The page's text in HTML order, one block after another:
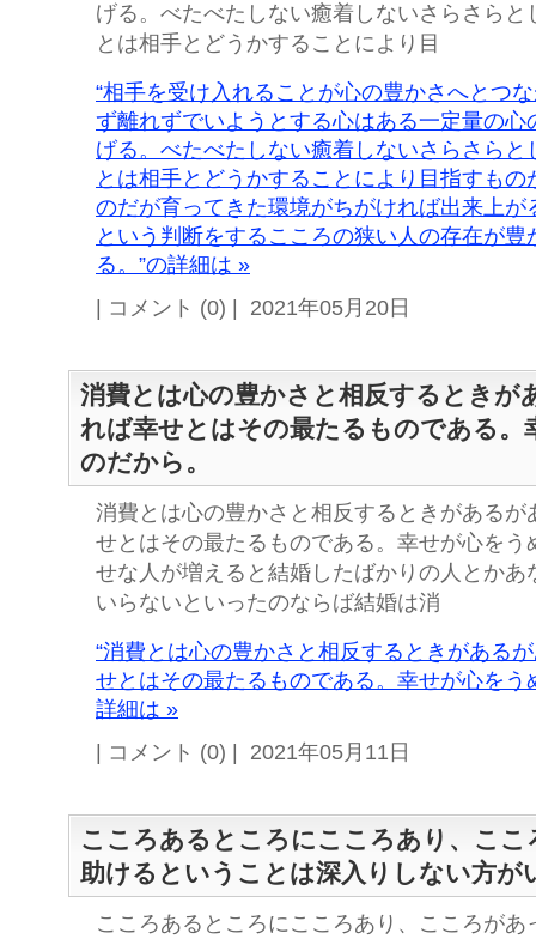
げる。べたべたしない癒着しないさらさらと
とは相手とどうかすることにより目
“相手を受け入れることが心の豊かさへとつ
ず離れずでいようとする心はある一定量の心
げる。べたべたしない癒着しないさらさらと
とは相手とどうかすることにより目指すもの
のだが育ってきた環境がちがければ出来上が
という判断をするこころの狭い人の存在が豊
る。”の詳細は »
| コメント (0) | 2021年05月20日
消費とは心の豊かさと相反するときが
れば幸せとはその最たるものである。
のだから。
消費とは心の豊かさと相反するときがあるが
せとはその最たるものである。幸せが心をう
せな人が増えると結婚したばかりの人とかあ
いらないといったのならば結婚は消
“消費とは心の豊かさと相反するときがある
せとはその最たるものである。幸せが心をう
詳細は »
| コメント (0) | 2021年05月11日
こころあるところにこころあり、こ
助けるということは深入りしない方が
こころあるところにこころあり、こころがあ